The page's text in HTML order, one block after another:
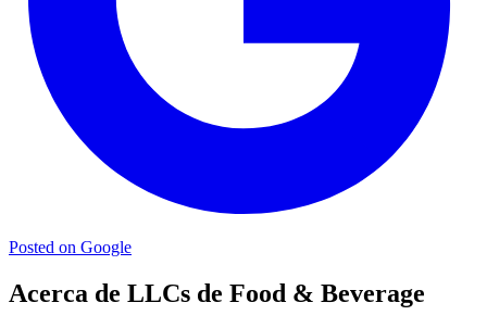
Posted on Google
Acerca de LLCs de Food & Beverage